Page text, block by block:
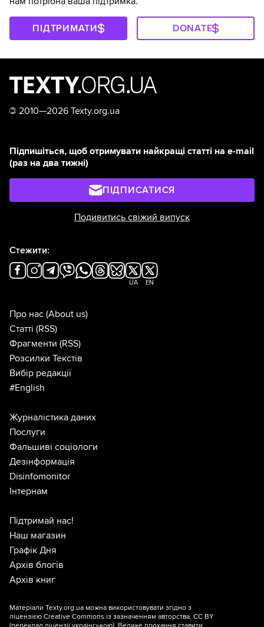
ПІДТРИМАТИ DONATE
© 2010—2026 Texty.org.ua
Підпишіться, щоб отримувати найкращі статті на e-mail
(раз на два тижні)
ПІДПИСАТИСЯ
Подивитись свіжий випуск
Стежити:
UA EN
Про нас (About us)
Статті (RSS)
Фрагменти (RSS)
Розсилки Текстів
Вибір редакції
#English
Журналістика даних
Послуги
Фальшиві соціологи
Дезінформація
Disinfomonitor
Інтернам
Підтримай нас!
Наш магазин
Графік Дня
Архів блогів
Архів книг
Матеріали Texty.org.ua можна використовувати згідно з
ліцензією Creative Commons із зазначенням авторства, CC BY